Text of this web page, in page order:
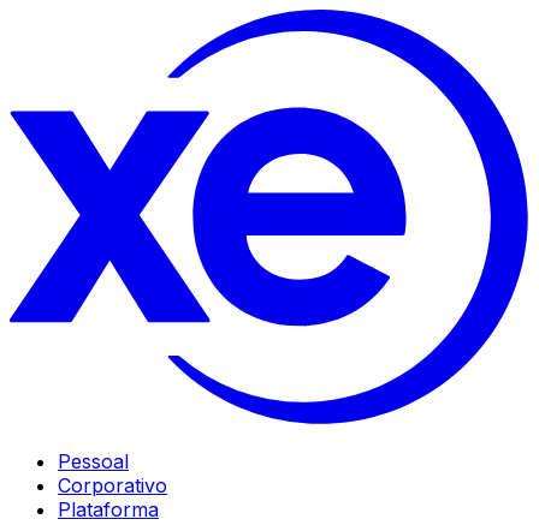
Pessoal
Corporativo
Plataforma